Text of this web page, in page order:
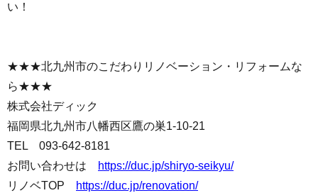
い！
★★★北九州市のこだわりリノベーション・リフォームな
ら★★★
株式会社ディック
福岡県北九州市八幡西区鷹の巣1-10-21
TEL 093-642-8181
お問い合わせは
https://duc.jp/shiryo-seikyu/
リノベTOP
https://duc.jp/renovation/